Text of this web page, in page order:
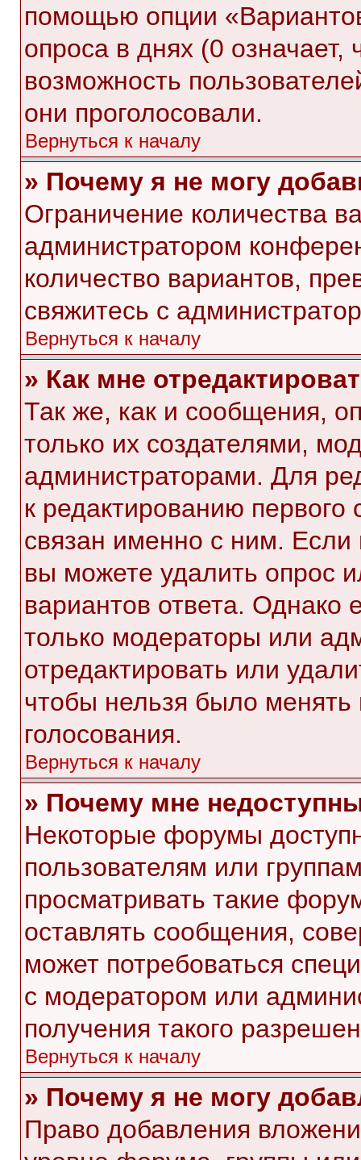
помощью опции
опроса в днях (0
возможность
они проголосовали.
Вернуться к началу
» Почему я не могу
Ограничение количества
администратором
количество вариантов,
свяжитесь с
Вернуться к началу
» Как мне
Так же, как и сообщения,
только их создателями,
администраторами. Для
к редактированию
связан именно с ним. Если
вы можете удалить опрос
вариантов ответа. Однако
только модераторы или
отредактировать или
чтобы нельзя было
голосования.
Вернуться к началу
» Почему мне
Некоторые форумы
пользователям или
просматривать такие
оставлять сообщения,
может потребоваться
с модератором или
получения такого
Вернуться к началу
» Почему я не могу
Право добавления